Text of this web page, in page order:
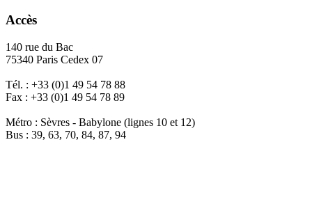
Accès
140 rue du Bac
75340 Paris Cedex 07
Tél. : +33 (0)1 49 54 78 88
Fax : +33 (0)1 49 54 78 89
Métro : Sèvres - Babylone (lignes 10 et 12)
Bus : 39, 63, 70, 84, 87, 94